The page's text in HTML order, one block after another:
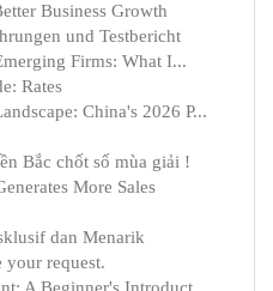
Business Growth
und Testbericht
Firms: What I...
Rates
China's 2026 P...
Bắc chốt số mùa giải !
More Sales
dan Menarik
your request.